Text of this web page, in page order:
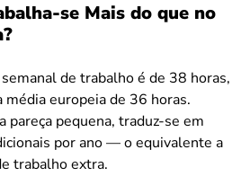
se Mais do que no
de trabalho é de 38 horas,
europeia de 36 horas.
pareça pequena, traduz-se em
por ano — o equivalente a
trabalho extra.